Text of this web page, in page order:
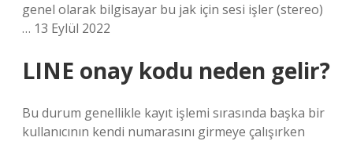
genel olarak bilgisayar bu jak için sesi işler (stereo)
… 13 Eylül 2022
LINE onay kodu neden gelir?
Bu durum genellikle kayıt işlemi sırasında başka bir
kullanıcının kendi numarasını girmeye çalışırken